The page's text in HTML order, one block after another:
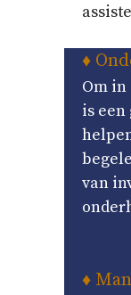
♦
Om
is een
van
♦